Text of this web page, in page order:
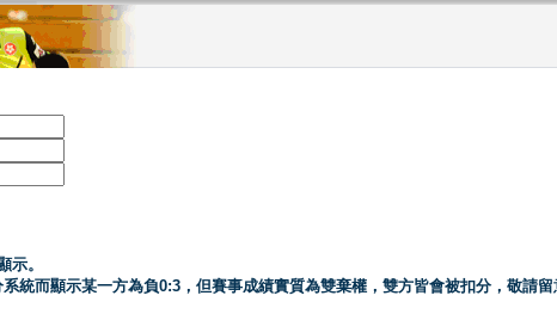
示。
統而顯示某一方為負0:3，但賽事成績實質為雙棄權，雙方皆會被扣分，敬請留